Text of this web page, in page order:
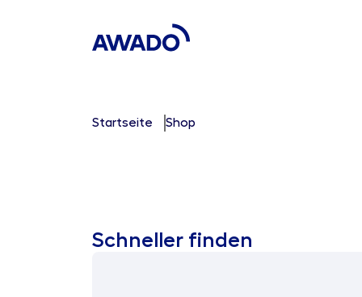
Startseite Shop
Schneller finden